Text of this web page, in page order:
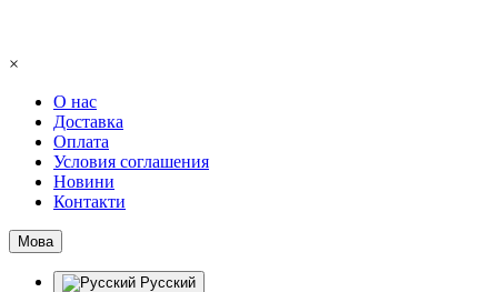
×
О нас
Доставка
Оплата
Условия соглашения
Новини
Контакти
Мова
Русский